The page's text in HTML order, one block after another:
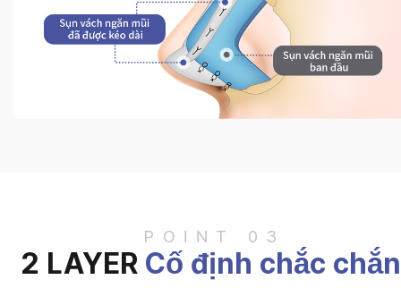
POINT 03
2 LAYER Cố định chắc